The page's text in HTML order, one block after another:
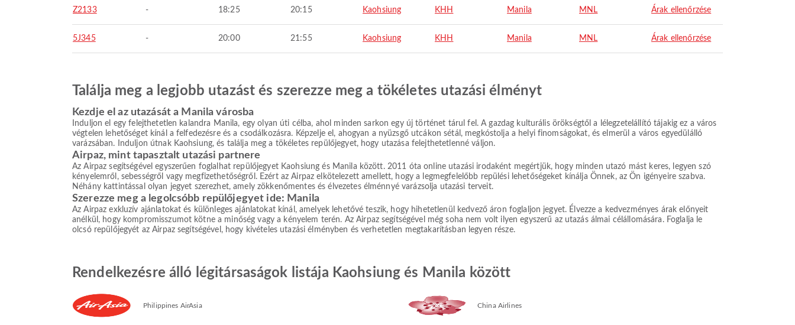
Z2133 - 18:25 20:15 Kaohsiung KHH Manila MNL Árak ellenőrzése
5J345 - 20:00 21:55 Kaohsiung KHH Manila MNL Árak ellenőrzése
Találja meg a legjobb utazást és szerezze meg a tökéletes utazási élményt
Kezdje el az utazását a Manila városba
Induljon el egy felejthetetlen kalandra Manila, egy olyan úti célba, ahol minden sarkon egy új történet tárul fel. A gazdag kulturális örökségtől a lélegzetelállító tájakig ez a város
végtelen lehetőséget kínál a felfedezésre és a csodálkozásra. Képzelje el, ahogyan a nyüzsgő utcákon sétál, megkóstolja a helyi finomságokat, és elmerül a város egyedülálló
varázsában. Induljon útnak Kaohsiung, és találja meg a tökéletes repülőjegyet, hogy utazása felejthetetlenné váljon.
Airpaz, mint tapasztalt utazási partnere
Az Airpaz segítségével egyszerűen foglalhat repülőjegyet Kaohsiung és Manila között. 2011 óta online utazási irodaként megértjük, hogy minden utazó mást keres, legyen szó
kényelemről, sebességről vagy megfizethetőségről. Ezért az Airpaz elkötelezett amellett, hogy a legmegfelelőbb repülési lehetőségeket kínálja Önnek, az Ön igényeire szabva.
Néhány kattintással olyan jegyet szerezhet, amely zökkenőmentes és élvezetes élménnyé varázsolja utazási terveit.
Szerezze meg a legolcsóbb repülőjegyet ide: Manila
Az Airpaz exkluzív ajánlatokat és különleges ajánlatokat kínál, amelyek lehetővé teszik, hogy hihetetlenül kedvező áron foglaljon jegyet. Élvezze a kedvezményes árak előnyeit
anélkül, hogy kompromisszumot kötne a minőség vagy a kényelem terén. Az Airpaz segítségével még soha nem volt ilyen egyszerű az utazás álmai célállomására. Foglalja le
olcsó repülőjegyét az Airpaz segítségével, hogy kivételes utazási élményben és verhetetlen megtakarításban legyen része.
Rendelkezésre álló légitársaságok listája Kaohsiung és Manila között
Philippines AirAsia China Airlines